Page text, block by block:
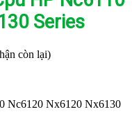
Series
còn lại)
Nc6120 Nx6120 Nx6130